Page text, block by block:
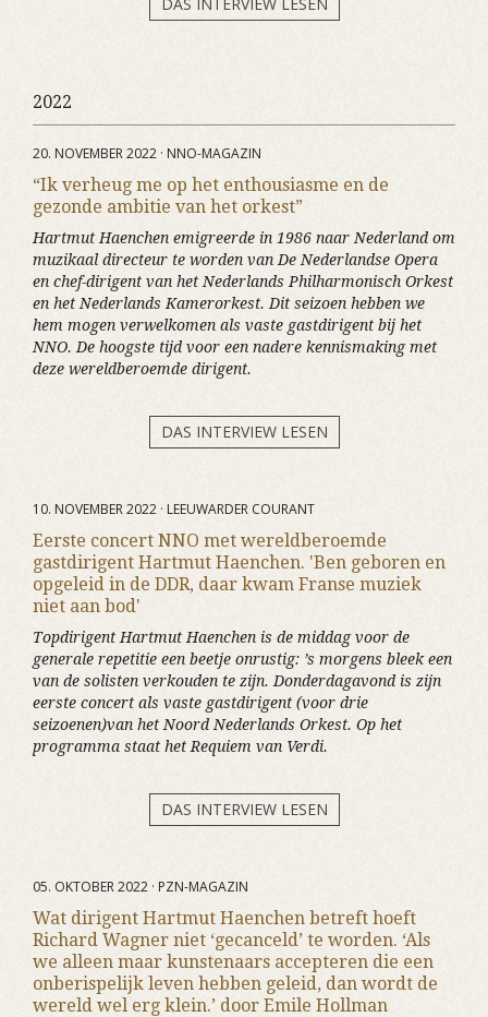
2022
20. NOVEMBER 2022 · NNO-MAGAZIN
“Ik verheug me op het enthousiasme en de
gezonde ambitie van het orkest”
Hartmut Haenchen emigreerde in 1986 naar Nederland om
muzikaal directeur te worden van De Nederlandse Opera
en chef-dirigent van het Nederlands Philharmonisch Orkest
en het Nederlands Kamerorkest. Dit seizoen hebben we
hem mogen verwelkomen als vaste gastdirigent bij het
NNO. De hoogste tijd voor een nadere kennismaking met
deze wereldberoemde dirigent.
DAS INTERVIEW LESEN
10. NOVEMBER 2022 · LEEUWARDER COURANT
Eerste concert NNO met wereldberoemde
gastdirigent Hartmut Haenchen. 'Ben geboren en
opgeleid in de DDR, daar kwam Franse muziek
niet aan bod'
Topdirigent Hartmut Haenchen is de middag voor de
generale repetitie een beetje onrustig: ’s morgens bleek een
van de solisten verkouden te zijn. Donderdagavond is zijn
eerste concert als vaste gastdirigent (voor drie
seizoenen)van het Noord Nederlands Orkest. Op het
programma staat het Requiem van Verdi.
DAS INTERVIEW LESEN
05. OKTOBER 2022 · PZN-MAGAZIN
Wat dirigent Hartmut Haenchen betreft hoeft
Richard Wagner niet ‘gecanceld’ te worden. ‘Als
we alleen maar kunstenaars accepteren die een
onberispelijk leven hebben geleid, dan wordt de
wereld wel erg klein.’ door Emile Hollman